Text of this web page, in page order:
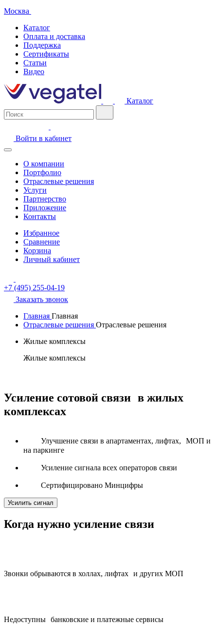
Москва
Каталог
Оплата и доставка
Поддержка
Сертификаты
Статьи
Видео
Каталог
Войти в кабинет
О компании
Портфолио
Отраслевые решения
Услуги
Партнерство
Приложение
Контакты
Избранное
Сравнение
Корзина
Личный кабинет
+7 (495) 255-04-19
Заказать звонок
Главная Главная
Отраслевые решения Отраслевые решения
Жилые комплексы
Жилые комплексы
Усиление сотовой связи в жилых
комплексах
Улучшение связи в апартаментах, лифтах, МОП и
на паркинге
Усиление сигнала всех операторов связи
Сертифицировано Минцифры
Усилить сигнал
Когда нужно усиление связи
Звонки обрываются в холлах, лифтах и других МОП
Недоступны банковские и платежные сервисы